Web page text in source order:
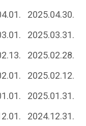
2025.04.30.
2025.03.31.
2025.02.28.
2025.02.12.
2025.01.31.
2024.12.31.